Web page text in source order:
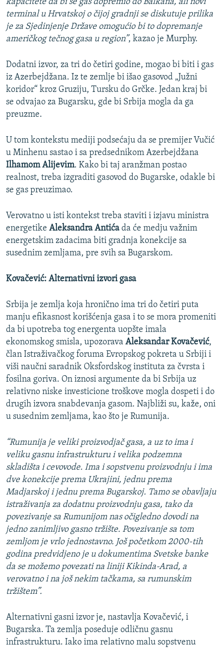
kapacitete da bi se gas dopremio do Balkana, ali novi
terminal u Hrvatskoj o čijoj gradnji se diskutuje prilika
je za Sjedinjenje Države omogućio bi to dopremanje
američkog tečnog gasa u region”, kazao je Murphy.
Dodatni izvor, za tri do četiri godine, mogao bi biti i gas
iz Azerbejdžana. Iz te zemlje bi išao gasovod „Južni
koridor“ kroz Gruziju, Tursku do Grčke. Jedan kraj bi
se odvajao za Bugarsku, gde bi Srbija mogla da ga
preuzme.
U tom kontekstu mediji podsećaju da se premijer Vučić
u Minhenu sastao i sa predsednikom Azerbejdžana
Ilhamom Alijevim. Kako bi taj aranžman postao
realnost, treba izgraditi gasovod do Bugarske, odakle bi
se gas preuzimao.
Verovatno u isti kontekst treba staviti i izjavu ministra
energetike Aleksandra Antića da će medju važnim
energetskim zadacima biti gradnja konekcije sa
susednim zemljama, pre svih sa Bugarskom.
Kovačević: Alternativni izvori gasa
Srbija je zemlja koja hronično ima tri do četiri puta
manju efikasnost korišćenja gasa i to se mora promeniti
da bi upotreba tog energenta uopšte imala
ekonomskog smisla, upozorava Aleksandar Kovačević,
član Istraživačkog foruma Evropskog pokreta u Srbiji i
viši naučni saradnik Oksfordskog instituta za čvrsta i
fosilna goriva. On iznosi argumente da bi Srbija uz
relativno niske investicione troškove mogla dospeti i do
drugih izvora snabdevanja gasom. Najbliži su, kaže, oni
u susednim zemljama, kao što je Rumunija.
“Rumunija je veliki proizvodjač gasa, a uz to ima i
veliku gasnu infrastrukturu i velika podzemna
skladišta i cevovode. Ima i sopstvenu proizvodnju i ima
dve konekcije prema Ukrajini, jednu prema
Madjarskoj i jednu prema Bugarskoj. Tamo se obavljaju
istraživanja za dodatnu proizvodnju gasa, tako da
povezivanje sa Rumunijom nas očigledno dovodi na
jedno zanimljivo gasno tržište. Povezivanje sa tom
zemljom je vrlo jednostavno. Još početkom 2000-tih
godina predvidjeno je u dokumentima Svetske banke
da se možemo povezati na liniji Kikinda-Arad, a
verovatno i na još nekim tačkama, sa rumunskim
tržištem”.
Alternativni gasni izvor je, nastavlja Kovačević, i
Bugarska. Ta zemlja poseduje odličnu gasnu
infrastrukturu. Iako ima relativno malu sopstvenu